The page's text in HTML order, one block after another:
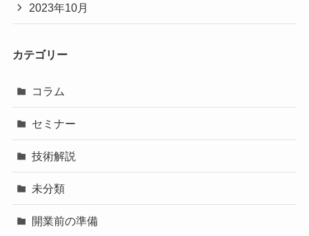
2023年10月
カテゴリー
コラム
セミナー
技術解説
未分類
開業前の準備